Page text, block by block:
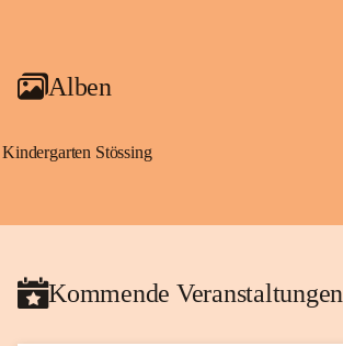
Alben
Kindergarten Stössing
Kommende Veranstaltungen